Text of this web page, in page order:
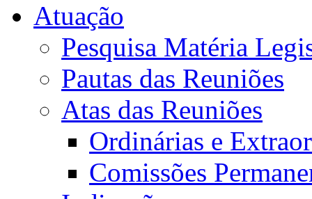
Atuação
Pesquisa Matéria
Pautas das Reuniões
Atas das Reuniões
Ordinárias e
Comissões